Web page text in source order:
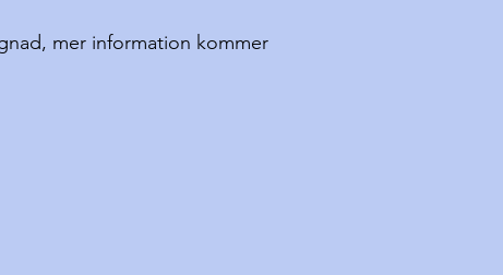
mer information kommer